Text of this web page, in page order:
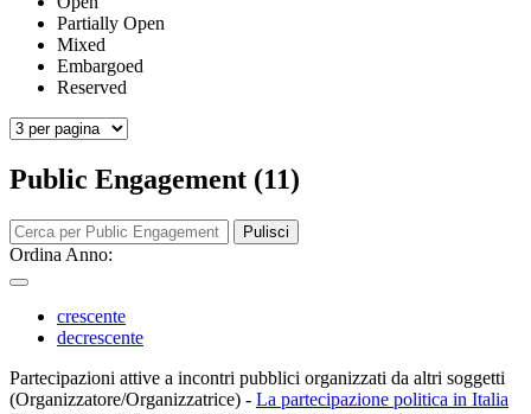
Partially Open
Mixed
Embargoed
Reserved
Public Engagement (11)
Pulisci
Ordina Anno:
crescente
decrescente
Partecipazioni attive a incontri pubblici organizzati da altri soggetti
(Organizzatore/Organizzatrice) - La partecipazione politica in Italia